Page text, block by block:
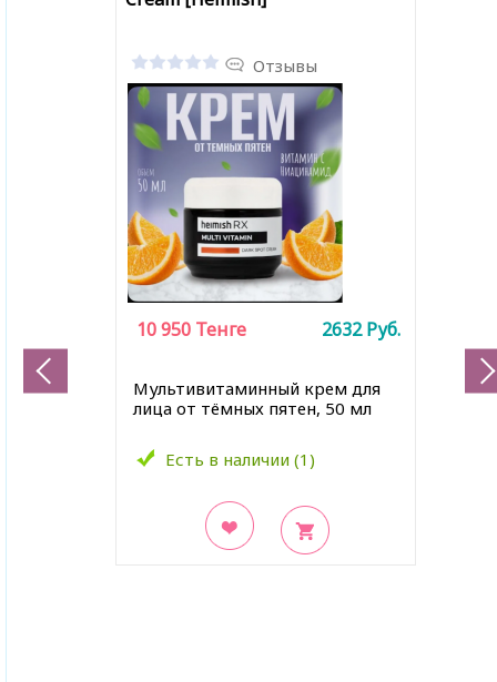
Отзывы
Мультивитаминный крем для
лица от тёмных пятен, 50 мл
Есть в наличии (1)
10 950 Тенге 2632Руб.